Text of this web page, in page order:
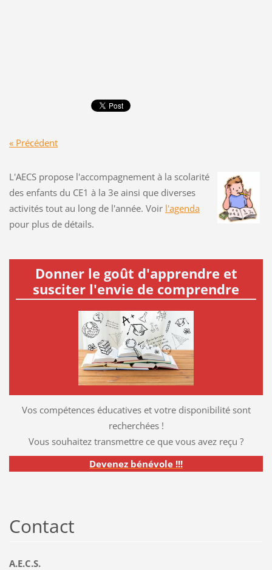
« Précédent
L'AECS propose l'accompagnement à la scolarité
des enfants du CE1 à la 3e ainsi que diverses
activités tout au long de l'année. Voir l'agenda
pour plus de détails.
Donner le goût d'apprendre et
susciter l'envie de comprendre
Vos compétences éducatives et votre disponibilité sont
recherchées !
Vous souhaitez transmettre ce que vous avez reçu ?
Devenez bénévole !!!
Contact
A.E.C.S.